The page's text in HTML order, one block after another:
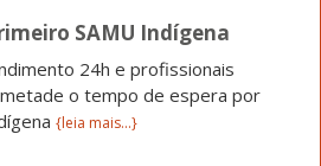
SAMU Indígena
24h e profissionais
o tempo de espera por
{leia mais...}